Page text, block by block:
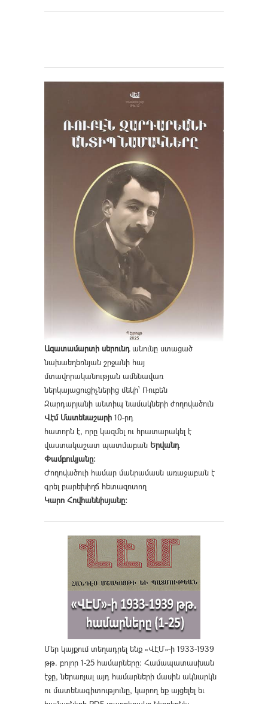
Ազատամարտի սերունդանունը ստացած
նախաեղեռնյան շրջանի հայ
մտավորականության ամենավառ
ներկայացուցիչներից մեկի՝ Ռուբեն
Զարդարյանի անտիպ նամակների ժողովածուն
Վէմ Մատենաշարի 10-րդ
հատորն է, որը կազմել ու հրատարակել է
վաստակաշատ պատմաբան Երվանդ
Փամբուկյանը։
Ժողովածուի համար մանրամասն առաջաբան է
գրել բարեխիղճ հետազոտող
Կարո Հովհաննիսյանը։
Մեր կայքում տեղադրել ենք «ՎԷՄ»-ի 1933-1939
թթ. բոլոր 1-25 համարները։ Համապատասխան
էջը, ներառյալ այդ համարների մասին ակնարկն
ու մատենագիտությունը, կարող եք այցելել եւ